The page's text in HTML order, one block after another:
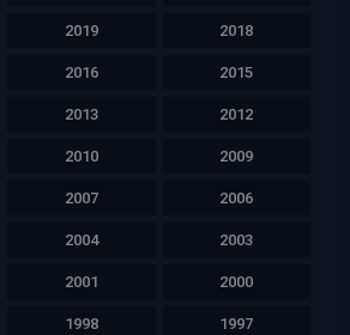
2019 2018
2016 2015
2013 2012
2010 2009
2007 2006
2004 2003
2001 2000
1998 1997